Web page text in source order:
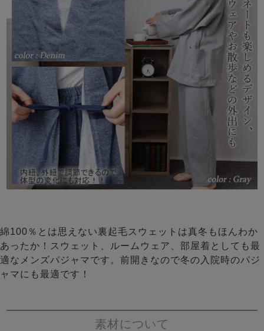
綿100％とは思えない裏起毛スウェットは真冬もほんわか
あったか！スウェット、ルームウェア、部屋着としても最
適なメンズパジャマです。前開きなので冬の入院時のパジ
ャマにも最適です！
素材について